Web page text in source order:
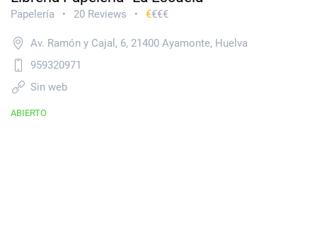
Papelería • 20 Reviews • €€€€
Av. Ramón y Cajal, 6, 21400 Ayamonte, Huelva
959320971
Sin web
ABIERTO